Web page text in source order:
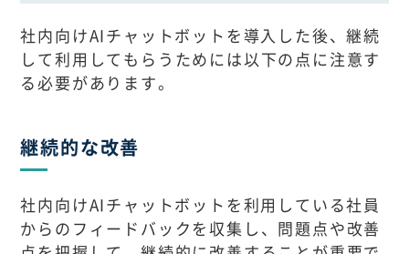
社内向けAIチャットボットを導入した後、継続
して利用してもらうためには以下の点に注意す
る必要があります。
継続的な改善
社内向けAIチャットボットを利用している社員
からのフィードバックを収集し、問題点や改善